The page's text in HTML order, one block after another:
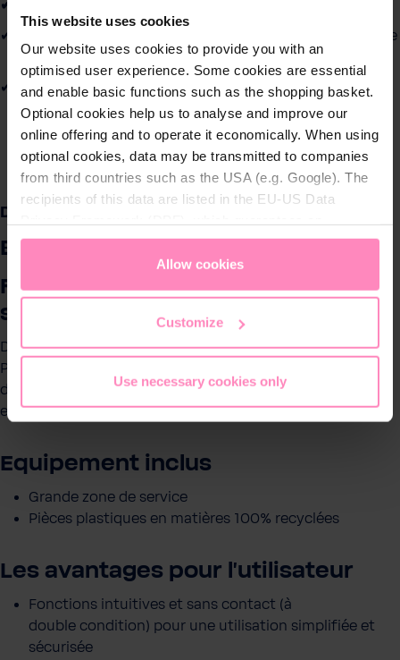
This website uses cookies
Our website uses cookies to provide you with an
optimised user experience. Some cookies are essential
and enable basic functions such as the shopping basket.
Optional cookies help us to analyse and improve our
online offering and to operate it economically. When using
optional cookies, data may be transmitted to companies
from third countries such as the USA (e.g. Google). The
recipients of this data are listed in the EU-US Data
appropriate level of data protection. You canaccept all
only allow necessary cookies
access and change your chosen setting at any time in
Allow cookies
Customize
Use necessary cookies only
grâce à l’ouverture intégrale de
la machine
Zone d’intervention technique entièrement
dissimulée: prévient tout contact en dehors des
techniciens
Description
BWT AQA drink PRO COMMERCIAL
Fontaine idéale pour du libre
service en grand volume
Design épuré et solidité renforcée, la fontaine AQA drink
PRO COMMERCIAL est idéale pour tous les lieux recevant
du public. Avec ses fonctions intuitives et sans contact,
elle délivrera une eau à volonté, en toute simplicité.
Equipement inclus
Grande zone de service
Pièces plastiques en matières 100% recyclées
Les avantages pour l'utilisateur
Fonctions intuitives et sans contact (à
double condition) pour une utilisation simplifiée et
sécurisée